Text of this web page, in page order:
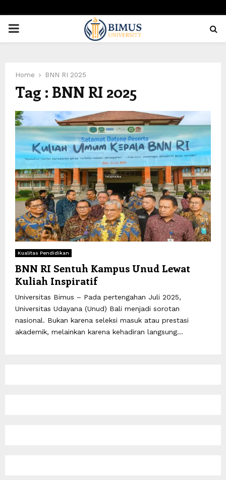
PRIMARY
Home BNN RI 2025
Tag : BNN RI 2025
Kualitas Pendidikan
BNN RI Sentuh Kampus Unud Lewat
Kuliah Inspiratif
Universitas Bimus – Pada pertengahan Juli 2025,
Universitas Udayana (Unud) Bali menjadi sorotan
nasional. Bukan karena seleksi masuk atau prestasi
akademik, melainkan karena kehadiran langsung...